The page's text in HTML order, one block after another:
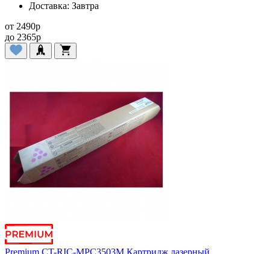
Доставка: Завтра
от 2490p
до 2365p
Premium CT-RIC-MPC3503M Картридж лазерный